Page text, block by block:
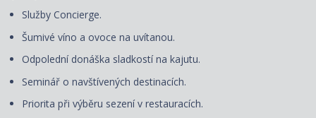
Služby Concierge.
Šumivé víno a ovoce na uvítanou.
Odpolední donáška sladkostí na kajutu.
Seminář o navštívených destinacích.
Priorita při výběru sezení v restauracích.